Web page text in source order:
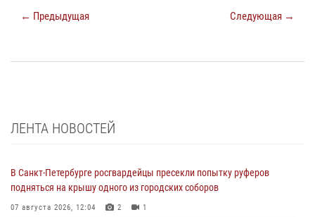
← Предыдущая Следующая →
ЛЕНТА НОВОСТЕЙ
В Санкт-Петербурге росгвардейцы пресекли попытку руферов
подняться на крышу одного из городских соборов
07 августа 2026, 12:04 2 1